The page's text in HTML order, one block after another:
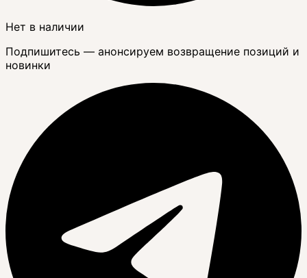
Нет в наличии
Подпишитесь — анонсируем возвращение позиций и
новинки